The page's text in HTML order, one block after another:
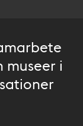
museer i